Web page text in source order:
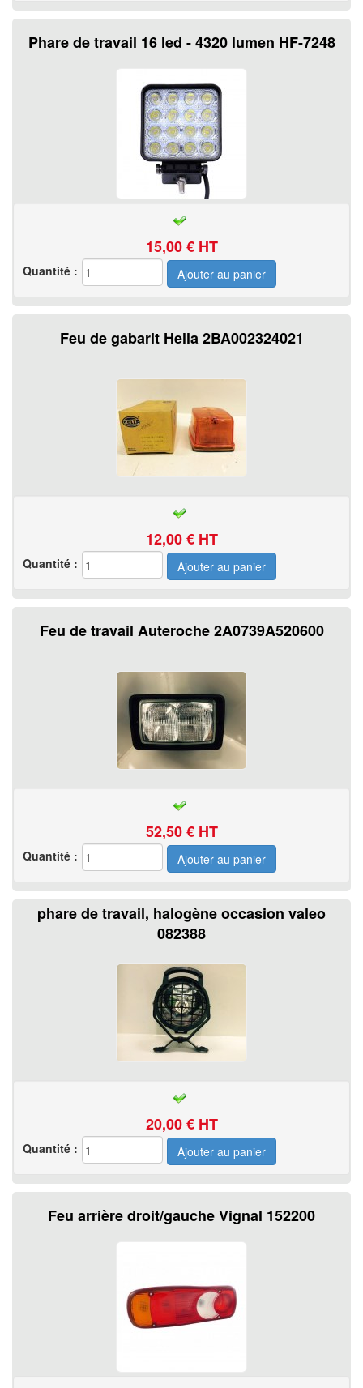
Phare de travail 16 led - 4320 lumen HF-7248
15,00€ HT
Quantité :
Feu de gabarit Hella 2BA002324021
12,00€ HT
Quantité :
Feu de travail Auteroche 2A0739A520600
52,50€ HT
Quantité :
phare de travail, halogène occasion valeo
082388
20,00€ HT
Quantité :
Feu arrière droit/gauche Vignal 152200